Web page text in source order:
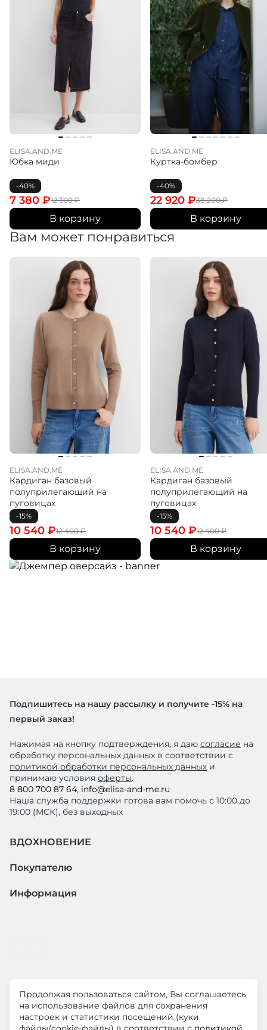
ELISA.AND.ME
Юбка миди
-40%
12 300₽
7 380 ₽
В корзину
ELISA.AND.ME
Куртка-бомбер
-40%
38 200₽
22 920 ₽
В корзину
Вам может понравиться
ELISA.AND.ME
Кардиган базовый
полуприлегающий на
пуговицах
-15%
12 400₽
10 540 ₽
В корзину
ELISA.AND.ME
Кардиган базовый
полуприлегающий на
пуговицах
-15%
12 400₽
10 540 ₽
В корзину
Подпишитесь на нашу рассылку и получите -15% на
первый заказ!
Нажимая на кнопку подтверждения, я даю согласие на
обработку персональных данных в соответствии с
политикой обработки персональных данных и
принимаю условия оферты.
8 800 700 87 64, info@elisa-and-me.ru
Наша служба поддержки готова вам помочь с 10:00 до
19:00 (МСК), без выходных
ВДОХНОВЕНИЕ
Покупателю
Информация
© ООО "ЛиМ Холдинг" 2026
Продолжая пользоваться сайтом, Вы соглашаетесь
на использование файлов для сохранения
настроек и статистики посещений (куки